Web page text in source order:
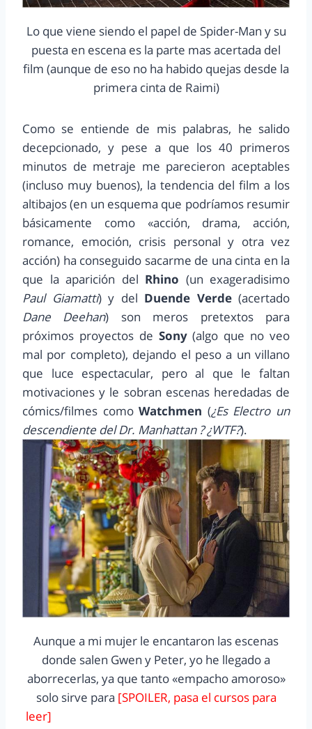
Lo que viene siendo el papel de Spider-Man y su
puesta en escena es la parte mas acertada del
film (aunque de eso no ha habido quejas desde la
primera cinta de Raimi)
Como se entiende de mis palabras, he salido
decepcionado, y pese a que los 40 primeros
minutos de metraje me parecieron aceptables
(incluso muy buenos), la tendencia del film a los
altibajos (en un esquema que podríamos resumir
básicamente como «acción, drama, acción,
romance, emoción, crisis personal y otra vez
acción) ha conseguido sacarme de una cinta en la
que la aparición del Rhino (un exageradisimo
Paul Giamatti) y del Duende Verde(acertado
Dane Deehan) son meros pretextos para
próximos proyectos de Sony(algo que no veo
mal por completo), dejando el peso a un villano
que luce espectacular, pero al que le faltan
motivaciones y le sobran escenas heredadas de
cómics/filmes comoWatchmen (¿Es Electro un
descendiente del Dr. Manhattan ? ¿WTF?).
Aunque a mi mujer le encantaron las escenas
donde salen Gwen y Peter, yo he llegado a
aborrecerlas, ya que tanto «empacho amoroso»
solo sirve para [SPOILER, pasa el cursos para
leer]